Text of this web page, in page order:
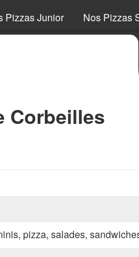
Pizzas Junior Nos Pizzas
Corbeilles
pizza, salades,